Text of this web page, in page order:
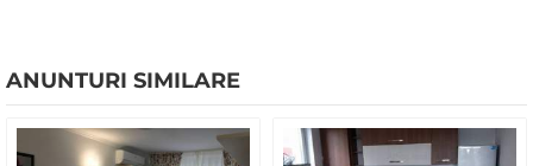
ANUNTURI SIMILARE